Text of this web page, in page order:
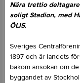
Nära trettio
soligt Stadion, med
ÖLIS.
Sveriges
1897 och är landets
bakom ansökan om
byggandet av